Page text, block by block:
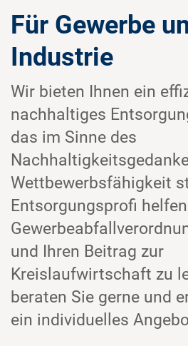
Für Gewerbe
Industrie
Wir bieten Ihnen ein
nachhaltiges
das im Sinne des
Wettbewerbsfähigkeit
Entsorgungsprofi
und Ihren Beitrag zur
Kreislaufwirtschaft zu
beraten Sie gerne und
ein individuelles